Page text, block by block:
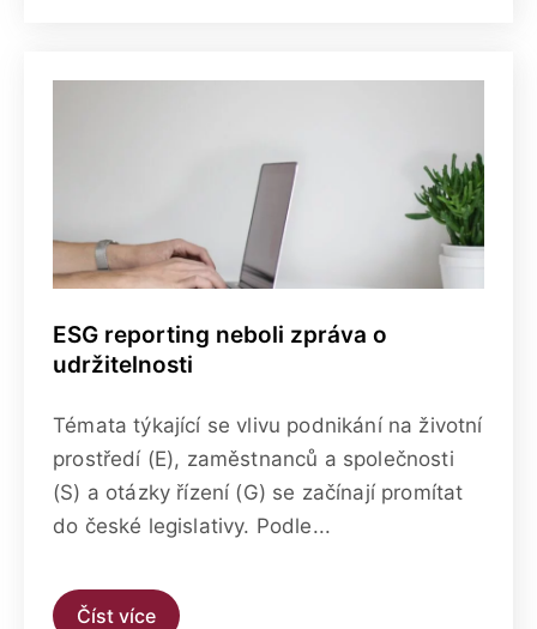
ESG reporting neboli zpráva o
udržitelnosti
Témata týkající se vlivu podnikání na životní
prostředí (E), zaměstnanců a společnosti
(S) a otázky řízení (G) se začínají promítat
do české legislativy. Podle...
Číst více